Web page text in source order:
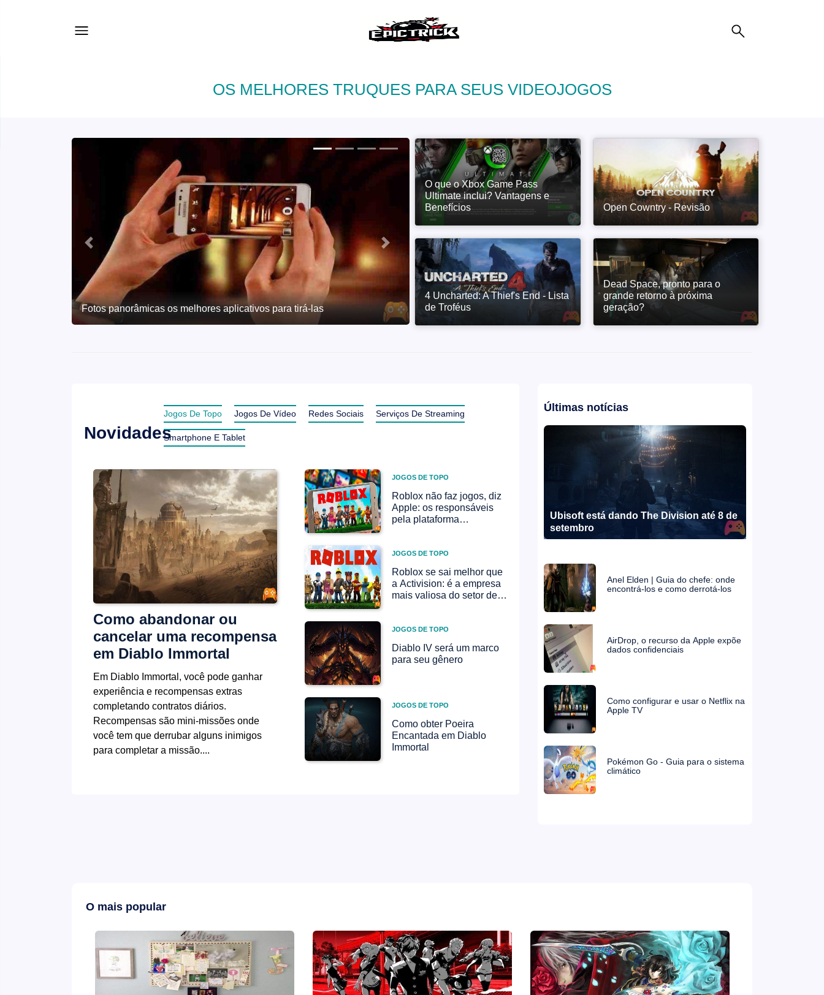
OS MELHORES TRUQUES PARA SEUS VIDEOJOGOS
Monster Energy Supercross: The Official Videogame 2 - Revisão
Anterior Seguindo
O que o Xbox Game Pass
Ultimate inclui? Vantagens e
Benefícios
Open Cowntry - Revisão
4 Uncharted: A Thief's End - Lista
de Troféus
Dead Space, pronto para o
grande retorno à próxima
geração?
Novidades
Jogos De Topo Jogos De Vídeo Redes Sociais Serviços De Streaming
Smartphone E Tablet
Como abandonar ou
cancelar uma recompensa
em Diablo Immortal
Em Diablo Immortal, você pode ganhar
experiência e recompensas extras
completando contratos diários.
Recompensas são mini-missões onde
você tem que derrubar alguns inimigos
para completar a missão....
JOGOS DE TOPO
Roblox não faz jogos, diz
Apple: os responsáveis ​​
pela plataforma
JOGOS DE TOPO
Roblox se sai melhor que
a Activision: é a empresa
mais valiosa do setor de
JOGOS DE TOPO
Diablo IV será um marco
para seu gênero
JOGOS DE TOPO
Como obter Poeira
Encantada em Diablo
Immortal
Últimas notícias
Ubisoft está dando The Division até 8 de
setembro
Anel Elden | Guia do chefe: onde
encontrá-los e como derrotá-los
AirDrop, o recurso da Apple expõe
dados confidenciais
Como configurar e usar o Netflix na
Apple TV
Pokémon Go - Guia para o sistema
climático
O mais popular